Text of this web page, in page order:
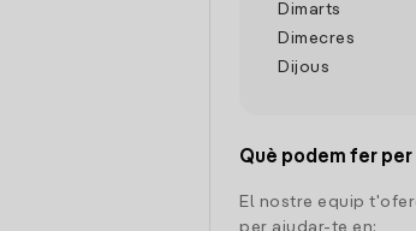
Dimarts
Dimecres
Dijous
Què podem fer per
El nostre equip
per ajudar-te en: